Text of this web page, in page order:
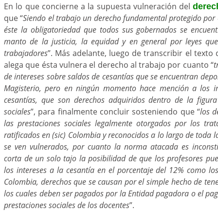
En lo que concierne a la supuesta vulneración del
que “Siendo el trabajo un derecho fundamental protegido por
éste la obligatoriedad que todos sus gobernados se
manto de la justicia, la equidad y en general por leyes
trabajadores”. Más adelante, luego de transcribir el texto
alega que ésta vulnera el derecho al trabajo por cuanto “
de intereses sobre saldos de cesantías que se encuentran
Magisterio, pero en ningún momento hace mención a los
cesantías, que son derechos adquiridos dentro de la
sociales”, para finalmente concluir sosteniendo que “los
las prestaciones sociales legalmente otorgados por los
ratificados en (sic) Colombia y reconocidos a lo largo de toda
se ven vulnerados, por cuanto la norma atacada es
corta de un solo tajo la posibilidad de que los profesores
los intereses a la cesantía en el porcentaje del 12% como
Colombia, derechos que se causan por el simple hecho de
los cuales deben ser pagados por la Entidad pagadora o el
prestaciones sociales de los docentes”.